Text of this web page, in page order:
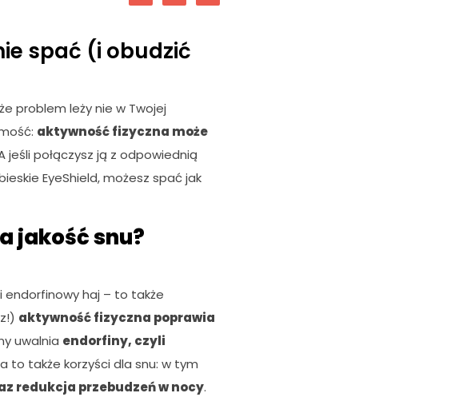
spać (i obudzić
problem leży nie w Twojej
aktywność fizyczna może
jeśli połączysz ją z odpowiednią
EyeShield, możesz spać jak
jakość snu?
endorfinowy haj – to także
aktywność fizyczna poprawia
uwalnia endorfiny, czyli
to także korzyści dla snu: w tym
redukcja przebudzeń w nocy.